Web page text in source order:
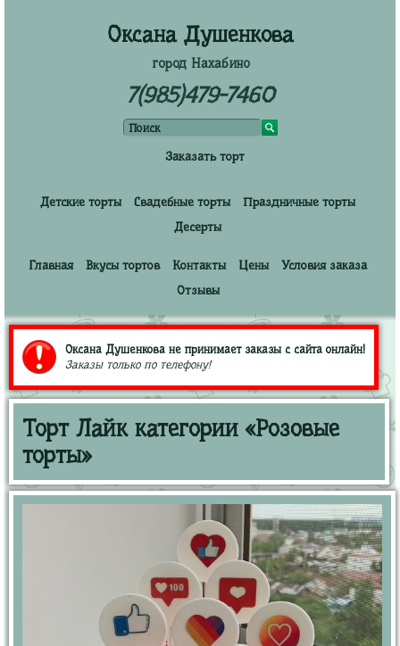
Оксана Душенкова
город Нахабино
7(985)479-7460
Заказать торт
Детские торты Свадебные торты
Праздничные торты
Десерты
Главная Вкусы тортов Контакты Цены
Условия заказа
Отзывы
Оксана Душенкова не принимает заказы с сайта онлайн!
Заказы только по телефону!
Торт Лайк категории «Розовые
торты»